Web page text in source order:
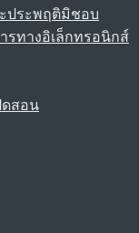
ะประพฤติมิชอบ
รทางอิเล็กทรอนิกส์
ดสอน